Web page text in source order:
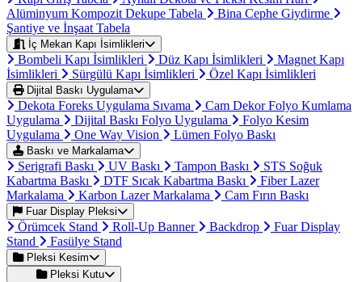
Alüminyum Kompozit Dekupe Tabela
Bina Cephe Giydirme
Şantiye ve İnşaat Tabela
İç Mekan Kapı İsimlikleri
Bombeli Kapı İsimlikleri Düz Kapı İsimlikleri
Magnet Kapı
İsimlikleri
Sürgülü Kapı İsimlikleri Özel Kapı İsimlikleri
Dijital Baskı Uygulama
Dekota Foreks Uygulama Sıvama
Cam Dekor Folyo Kumlama
Uygulama
Dijital Baskı Folyo Uygulama
Folyo Kesim
Uygulama
One Way Vision Lümen Folyo Baskı
Baskı ve Markalama
Serigrafi Baskı UV Baskı Tampon Baskı
STS Soğuk
Kabartma Baskı
DTF Sıcak Kabartma Baskı
Fiber Lazer
Markalama
Karbon Lazer Markalama Cam Fırın Baskı
Fuar Display Pleksi
Örümcek Stand Roll-Up Banner Backdrop
Fuar Display
Stand
Fasülye Stand
Pleksi Kesim
Pleksi Kutu